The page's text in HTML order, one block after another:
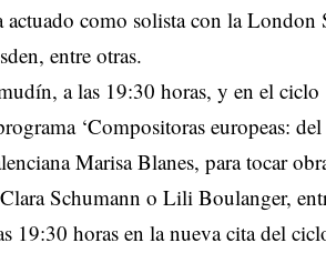
como solista con la London
entre otras.
a las 19:30 horas, y en el ciclo
‘Compositoras europeas:
Marisa Blanes, para tocar
Schumann o Lili Boulanger,
19:30 horas en la nueva cita del